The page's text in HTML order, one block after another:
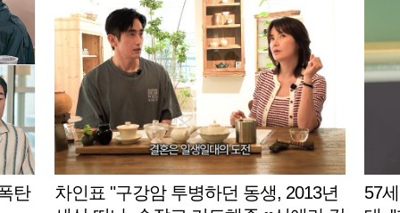
탄
차인표 "구강암 투병하던 동생, 2013년
57